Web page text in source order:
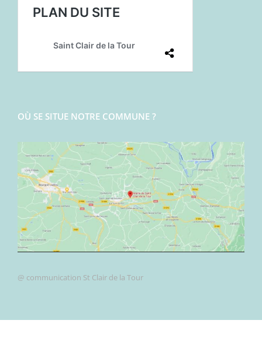
OÙ SE SITUE NOTRE COMMUNE ?
@ communication St Clair de la Tour